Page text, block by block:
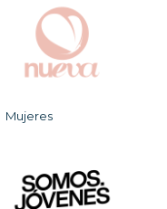
Mujeres